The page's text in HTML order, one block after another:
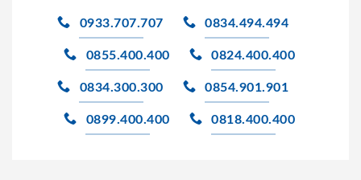
0933.707.707 0834.494.494
0855.400.400 0824.400.400
0834.300.300 0854.901.901
0899.400.400 0818.400.400